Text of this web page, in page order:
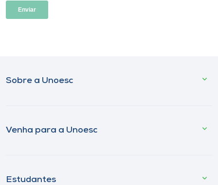
Sobre a Unoesc
Venha para a Unoesc
Estudantes